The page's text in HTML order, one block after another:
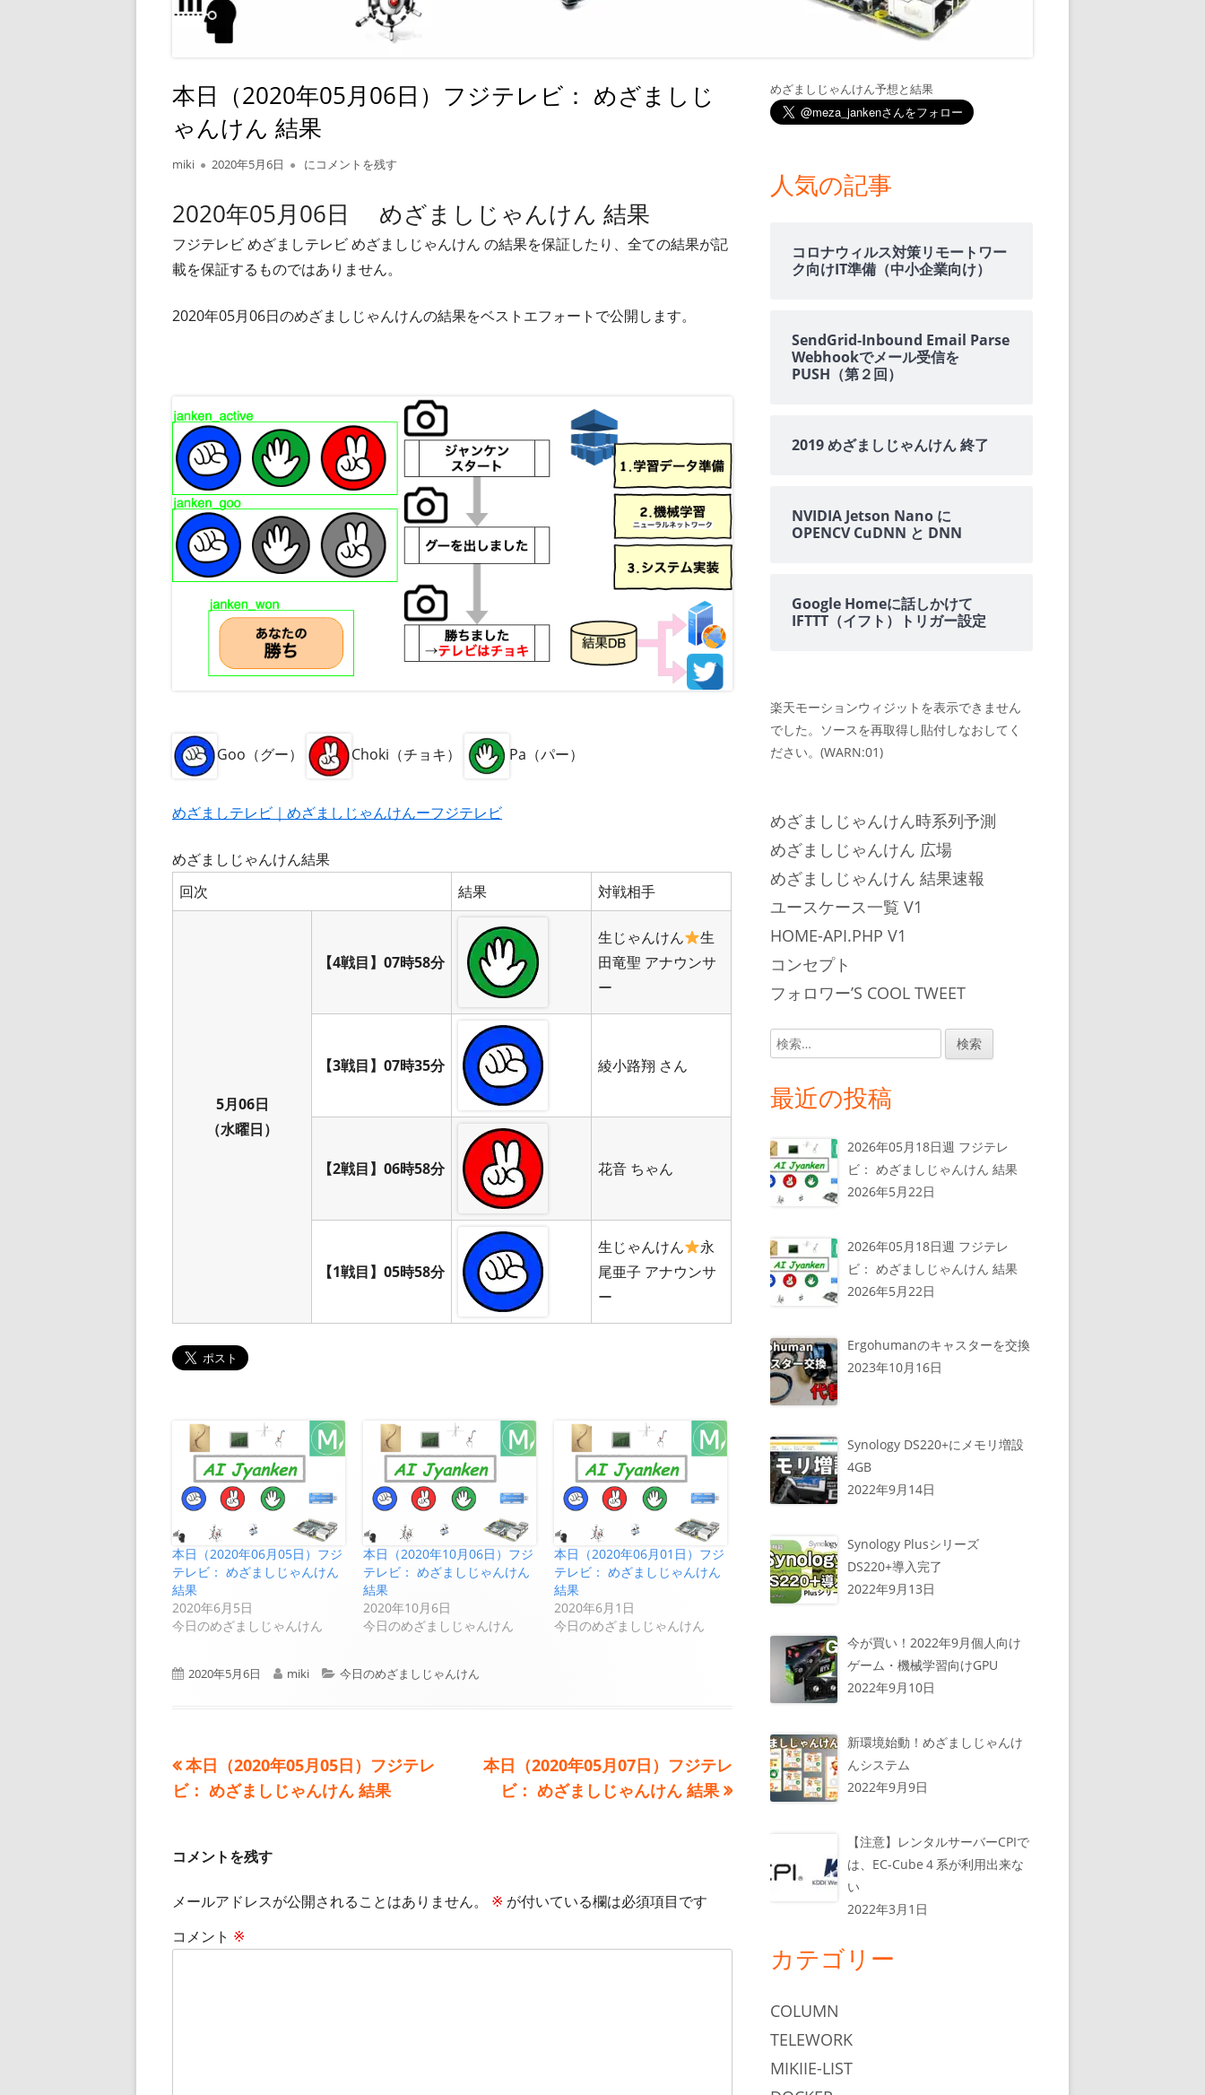
NATUREREMOAPIで蓄積する室温・湿
本日（2020年05月06日）フジテレビ： めざましじ
ゃんけん 結果
作
者
miki
公
日
2020年5月6日 本日（2020年05月06日）フジテレビ： めざましじゃんけん 結果
にコメントを残す
2020年05月06日 めざましじゃんけん 結果
フジテレビ めざましテレビ めざましじゃんけん の結果を保証したり、全ての結果が記
載を保証するものではありません。
2020年05月06日のめざましじゃんけんの結果をベストエフォートで公開します。
Goo（グー） Choki（チョキ） Pa（パー）
めざましテレビ｜めざましじゃんけんーフジテレビ
めざましじゃんけん結果
回次
結果 対戦相手
5月06日
（水曜日）
【4戦目】07時58分
生じゃんけん
生
田竜聖 アナウンサ
ー
【3戦目】07時35分 綾小路翔 さん
【2戦目】06時58分 花音 ちゃん
【1戦目】05時58分
生じゃんけん
永
尾亜子 アナウンサ
ー
本日（2020年06月05日）フジ
テレビ： めざましじゃんけん
結果
2020年6月5日
今日のめざましじゃんけん
本日（2020年10月06日）フジ
テレビ： めざましじゃんけん
結果
2020年10月6日
今日のめざましじゃんけん
本日（2020年06月01日）フジ
テレビ： めざましじゃんけん
結果
2020年6月1日
今日のめざましじゃんけん
公
2020年5月6日
作
miki
カ
ー
今日のめざましじゃんけん
投
ナ
ゲ
前
の
本日（2020年05月05日）フジテレ
ビ： めざましじゃんけん 結果
次
本日（2020年05月07日）フジテレ
ビ： めざましじゃんけん 結果
コメントを残す
メールアドレスが公開されることはありません。 ※ が付いている欄は必須項目です
コメント ※
メ
ン
めざましじゃんけん予想と結果
人気の記事
コロナウィルス対策リモートワー
ク向けIT準備（中小企業向け）
SendGrid-Inbound Email Parse
Webhookでメール受信を
PUSH（第２回）
2019 めざましじゃんけん 終了
NVIDIA Jetson Nano に
OPENCV CuDNN と DNN
Google Homeに話しかけて
IFTTT（イフト）トリガー設定
楽天モーションウィジットを表示できません
でした。ソースを再取得し貼付しなおしてく
ださい。(WARN:01)
めざましじゃんけん時系列予測
めざましじゃんけん 広場
めざましじゃんけん 結果速報
ユースケース一覧 V1
HOME-API.PHP V1
コンセプト
フォロワー’S COOL TWEET
検
索:
最近の投稿
2026年05月18日週 フジテレ
ビ： めざましじゃんけん 結果
2026年5月22日
2026年05月18日週 フジテレ
ビ： めざましじゃんけん 結果
2026年5月22日
Ergohumanのキャスターを交換
2023年10月16日
Synology DS220+にメモリ増設
4GB
2022年9月14日
Synology Plusシリーズ
DS220+導入完了
2022年9月13日
今が買い！2022年9月個人向け
ゲーム・機械学習向けGPU
2022年9月10日
新環境始動！めざましじゃんけ
んシステム
2022年9月9日
【注意】レンタルサーバーCPIで
は、EC-Cube４系が利用出来な
い
2022年3月1日
カテゴリー
COLUMN
TELEWORK
MIKIIE-LIST